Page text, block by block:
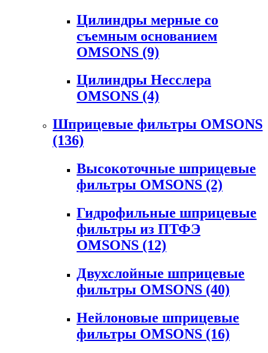
Цилиндры мерные со
съемным основанием
OMSONS (9)
Цилиндры Несслера
OMSONS (4)
Шприцевые фильтры OMSONS
(136)
Высокоточные шприцевые
фильтры OMSONS (2)
Гидрофильные шприцевые
фильтры из ПТФЭ
OMSONS (12)
Двухслойные шприцевые
фильтры OMSONS (40)
Нейлоновые шприцевые
фильтры OMSONS (16)